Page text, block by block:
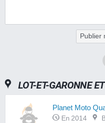
Publier
LOT-ET-GARONNE
Planet Moto
En 2014